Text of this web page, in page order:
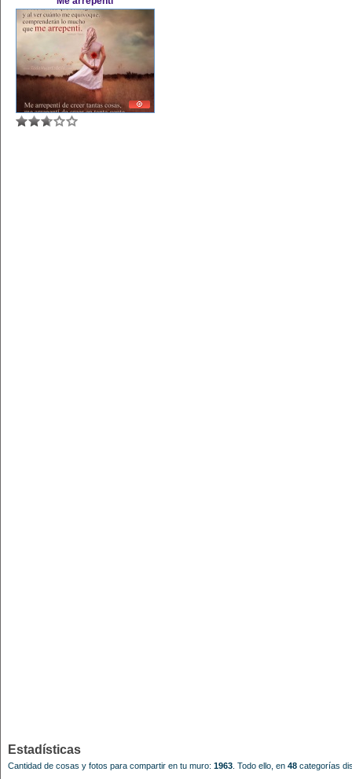
Estadísticas
Cantidad de cosas y fotos para compartir en tu muro: 1963 Todo ello, en 48 categorías